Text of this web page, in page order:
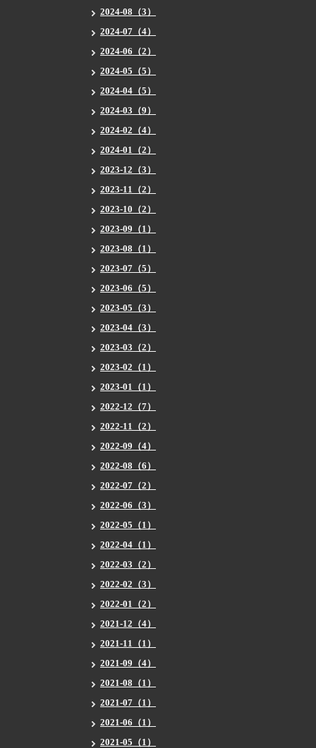
2024-08（3）
2024-07（4）
2024-06（2）
2024-05（5）
2024-04（5）
2024-03（9）
2024-02（4）
2024-01（2）
2023-12（3）
2023-11（2）
2023-10（2）
2023-09（1）
2023-08（1）
2023-07（5）
2023-06（5）
2023-05（3）
2023-04（3）
2023-03（2）
2023-02（1）
2023-01（1）
2022-12（7）
2022-11（2）
2022-09（4）
2022-08（6）
2022-07（2）
2022-06（3）
2022-05（1）
2022-04（1）
2022-03（2）
2022-02（3）
2022-01（2）
2021-12（4）
2021-11（1）
2021-09（4）
2021-08（1）
2021-07（1）
2021-06（1）
2021-05（1）